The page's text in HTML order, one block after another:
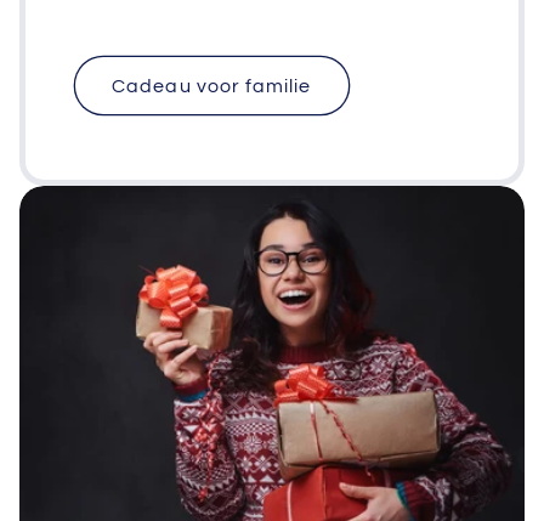
Cadeau voor familie